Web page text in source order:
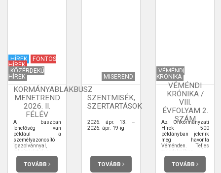
HÍREK
FONTOS
HÍREK
KÖZÉRDEKŰ
HÍREK
KORMÁNYABLAKBUSZ
MENETREND
2026. II.
FÉLÉV
A buszban
lehetőség van
például a
személyazonosító
igazolvánnyal,
lakcímkártyával,
útlevéllel, vezetői
engedéllyel
kapcsolatos
TOVÁBB
MISEREND
SZENTMISÉK,
SZERTARTÁSOK
2026. ápr. 13. –
2026. ápr. 19-ig
TOVÁBB
VÉMÉNDI
KRÓNIKA
VÉMÉNDI
KRÓNIKA /
VIII.
ÉVFOLYAM 2.
SZÁM
Az Önkormányzati
Hírek 500
példányban jelenik
meg havonta
Véménden. Teljes
terjedelmében
elolvashatja.
TOVÁBB